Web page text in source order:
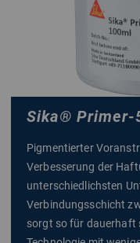
Sika® Primer-
Pigmentierter
Verbesserung der
unterschiedlichsten
Verbindungsschicht
sorgt so für dauerhaft